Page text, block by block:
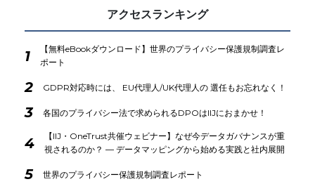
アクセスランキング
1
【無料eBookダウンロード】世界のプライバシー保護規制調査レ
ポート
2 GDPR対応時には、 EU代理人/UK代理人の 選任もお忘れなく！
3 各国のプライバシー法で求められるDPOはIIJにおまかせ！
4
【IIJ・OneTrust共催ウェビナー】なぜ今データガバナンスが重
視されるのか？ ― データマッピングから始める実践と社内展開
5 世界のプライバシー保護規制調査レポート